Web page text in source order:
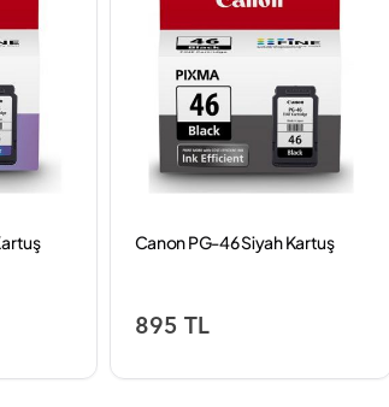
Canon PG-46 Siyah Kartuş
895 TL